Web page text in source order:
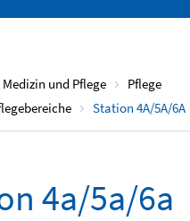
Medizin und Pflege
Pflege
Station 4A/5A/6A
4a/5a/6a